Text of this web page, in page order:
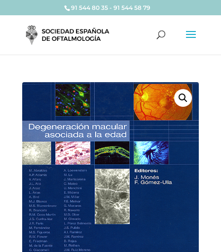
91 544 80 35 - 91 544 58 79